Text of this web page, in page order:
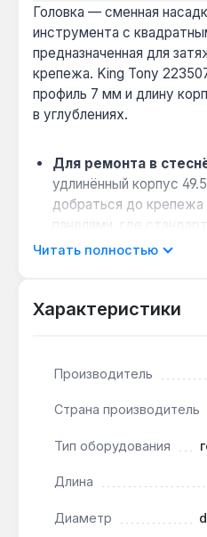
Головка — сменная
инструмента с
предназначенная для
крепежа. King Tony
профиль 7 мм и длину
в углублениях.
Для ремонта в
удлинённый корпус
добраться до крепежа
панелями, где
помещается.
большинства ручных
Износостойкость
сопротивление
моменте до 30 Н·м,
инструмента.
Точная посадка на
минимизирует люфт и
Читать полностью
Характеристики
Производитель
Страна производитель
Тип оборудования
Длина
Диаметр